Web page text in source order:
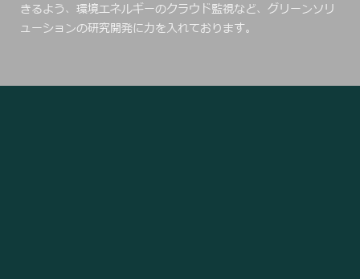
きるよう、環境エネルギーのクラウド監視など、グリーンソリ
ューションの研究開発に力を入れております。